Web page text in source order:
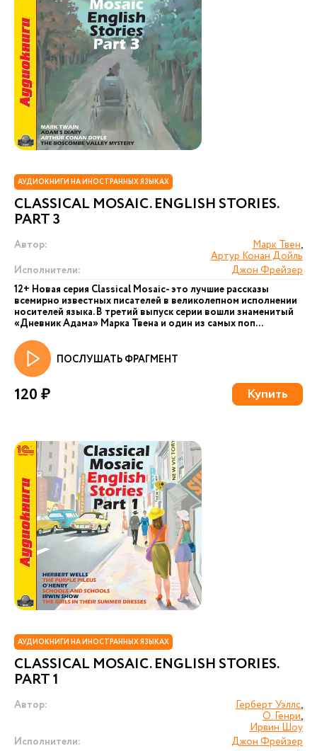
АУДИОКНИГИ НА ИНОСТРАННЫХ ЯЗЫКАХ
CLASSICAL MOSAIC. ENGLISH STORIES.
PART 3
Автор: Марк Твен,
Артур Конан Дойль
Исполнители:
Джон Фрейзер
12+ Новая серия Сlassical Mosaic- это лучшие рассказы
всемирно известных писателей в великолепном исполнении
носителей языка. В третий выпуск серии вошли знаменитый
«Дневник Адама» Марка Твена и один из самых поп...
ПОСЛУШАТЬ ФРАГМЕНТ
120 ₽ Купить
АУДИОКНИГИ НА ИНОСТРАННЫХ ЯЗЫКАХ
CLASSICAL MOSAIC. ENGLISH STORIES.
PART 1
Автор: Герберт Уэллс,
О. Генри,
Ирвин Шоу
Исполнители:
Джон Фрейзер